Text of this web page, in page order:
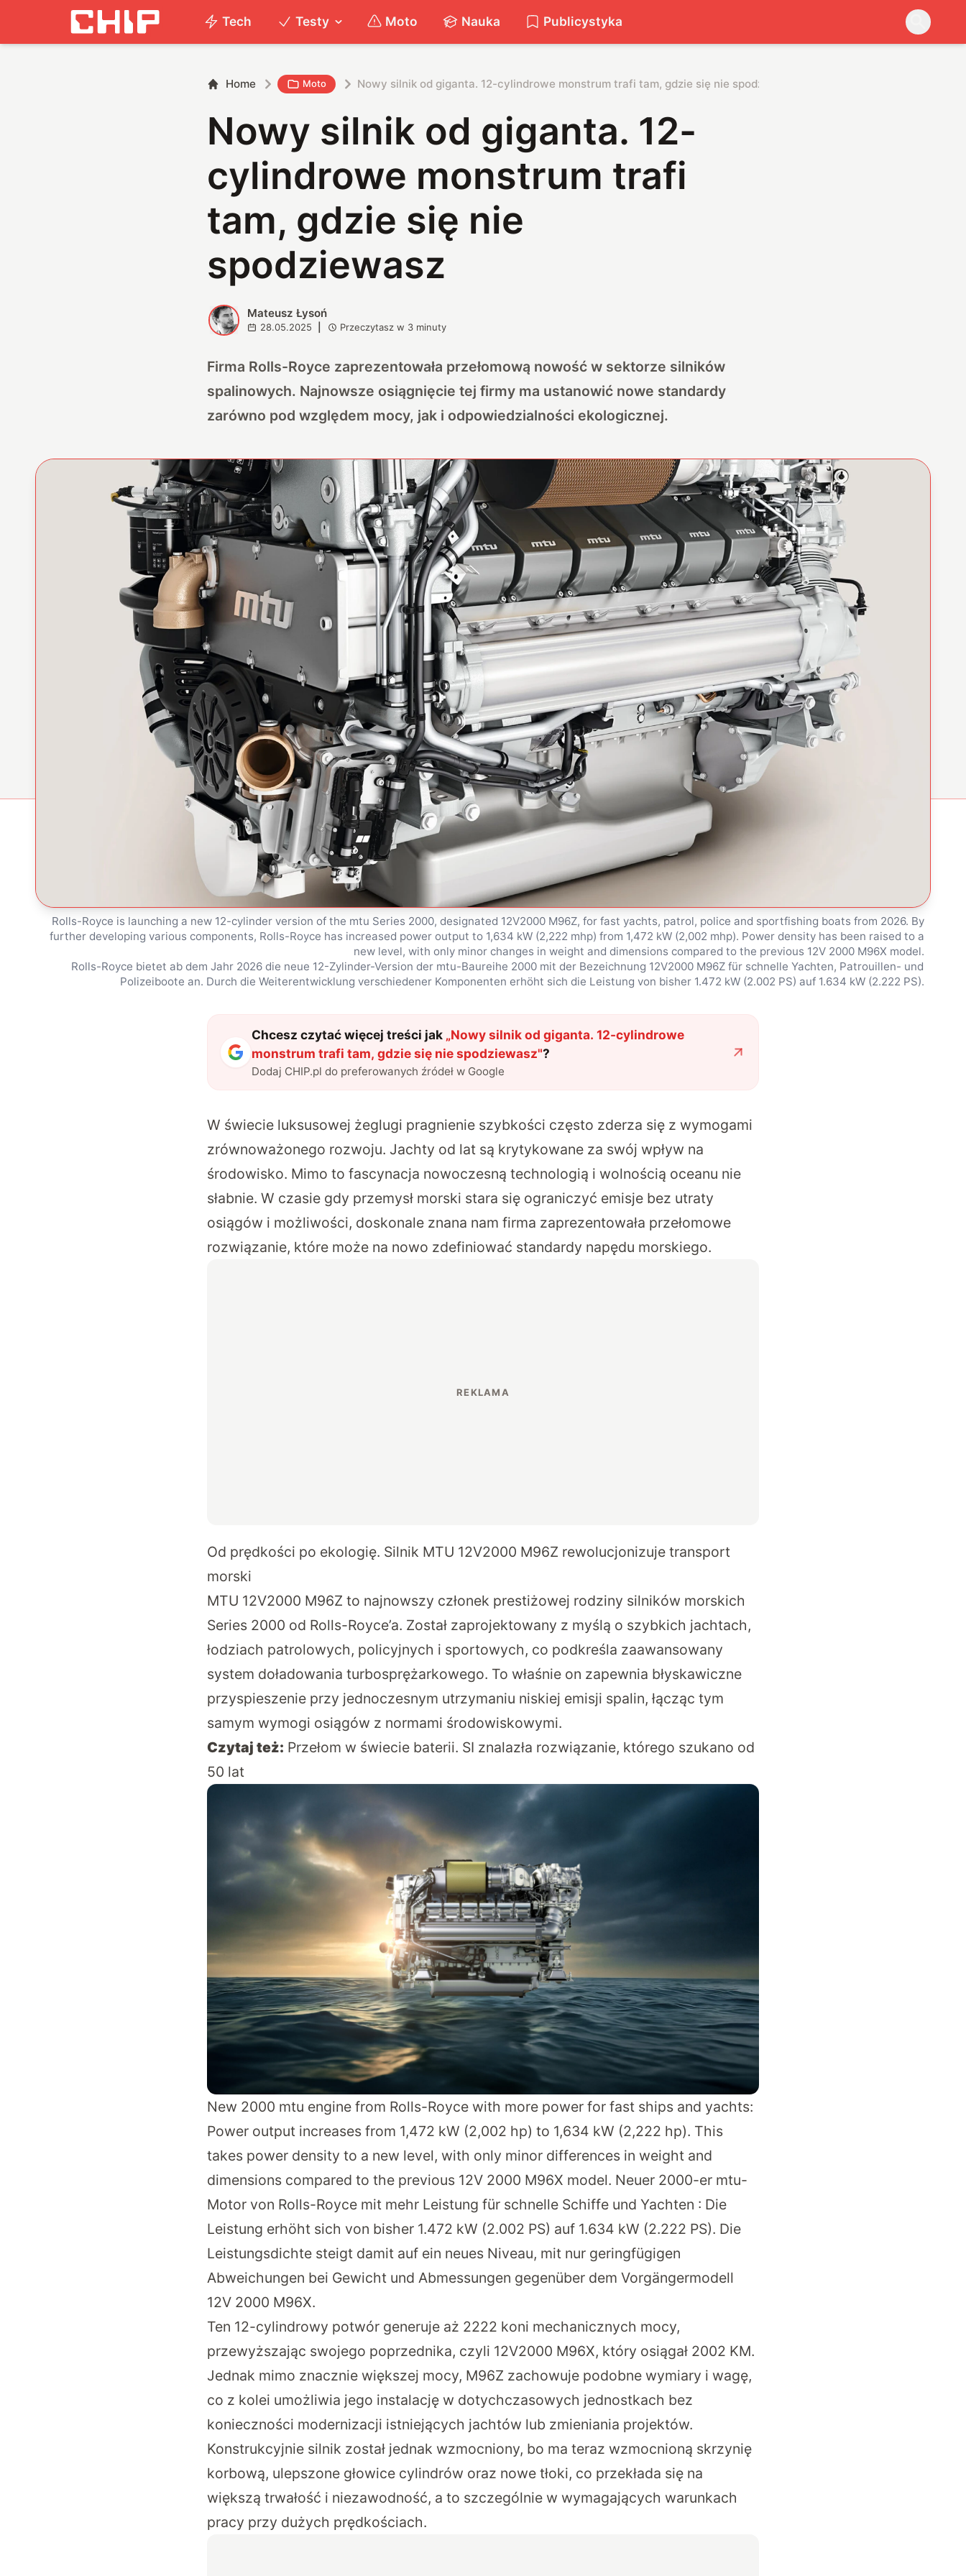
Tech Testy Moto Nauka Publicystyka
Home Moto Nowy silnik od giganta. 12-cylindrowe monstrum trafi tam, gdzie się nie spodziewasz
Nowy silnik od giganta. 12-
cylindrowe monstrum trafi
tam, gdzie się nie
spodziewasz
M Mateusz Łysoń
28.05.2025 Przeczytasz w 3 minuty
Firma Rolls-Royce zaprezentowała przełomową nowość w sektorze silników
spalinowych. Najnowsze osiągnięcie tej firmy ma ustanowić nowe standardy
zarówno pod względem mocy, jak i odpowiedzialności ekologicznej.
Rolls-Royce is launching a new 12-cylinder version of the mtu Series 2000, designated 12V2000 M96Z, for fast yachts, patrol, police and sportfishing boats from 2026. By
further developing various components, Rolls-Royce has increased power output to 1,634 kW (2,222 mhp) from 1,472 kW (2,002 mhp). Power density has been raised to a
new level, with only minor changes in weight and dimensions compared to the previous 12V 2000 M96X model.
Rolls-Royce bietet ab dem Jahr 2026 die neue 12-Zylinder-Version der mtu-Baureihe 2000 mit der Bezeichnung 12V2000 M96Z für schnelle Yachten, Patrouillen- und
Polizeiboote an. Durch die Weiterentwicklung verschiedener Komponenten erhöht sich die Leistung von bisher 1.472 kW (2.002 PS) auf 1.634 kW (2.222 PS).
Chcesz czytać więcej treści jak „Nowy silnik od giganta. 12-cylindrowe
monstrum trafi tam, gdzie się nie spodziewasz"?
Dodaj CHIP.pl do preferowanych źródeł w Google
W świecie luksusowej żeglugi pragnienie szybkości często zderza się z wymogami
zrównoważonego rozwoju. Jachty od lat są krytykowane za swój wpływ na
środowisko. Mimo to fascynacja nowoczesną technologią i wolnością oceanu nie
słabnie. W czasie gdy przemysł morski stara się ograniczyć emisje bez utraty
osiągów i możliwości, doskonale znana nam firma zaprezentowała przełomowe
rozwiązanie, które może na nowo zdefiniować standardy napędu morskiego.
Od prędkości po ekologię. Silnik MTU 12V2000 M96Z rewolucjonizuje transport
morski
MTU 12V2000 M96Z to najnowszy członek prestiżowej rodziny silników morskich
Series 2000 od Rolls-Royce’a. Został zaprojektowany z myślą o szybkich jachtach,
łodziach patrolowych, policyjnych i sportowych, co podkreśla zaawansowany
system doładowania turbosprężarkowego. To właśnie on zapewnia błyskawiczne
przyspieszenie przy jednoczesnym utrzymaniu niskiej emisji spalin, łącząc tym
samym wymogi osiągów z normami środowiskowymi.
Czytaj też: Przełom w świecie baterii. SI znalazła rozwiązanie, którego szukano od
50 lat
New 2000 mtu engine from Rolls-Royce with more power for fast ships and yachts:
Power output increases from 1,472 kW (2,002 hp) to 1,634 kW (2,222 hp). This
takes power density to a new level, with only minor differences in weight and
dimensions compared to the previous 12V 2000 M96X model. Neuer 2000-er mtu-
Motor von Rolls-Royce mit mehr Leistung für schnelle Schiffe und Yachten : Die
Leistung erhöht sich von bisher 1.472 kW (2.002 PS) auf 1.634 kW (2.222 PS). Die
Leistungsdichte steigt damit auf ein neues Niveau, mit nur geringfügigen
Abweichungen bei Gewicht und Abmessungen gegenüber dem Vorgängermodell
12V 2000 M96X.
Ten 12-cylindrowy potwór generuje aż 2222 koni mechanicznych mocy,
przewyższając swojego poprzednika, czyli 12V2000 M96X, który osiągał 2002 KM.
Jednak mimo znacznie większej mocy, M96Z zachowuje podobne wymiary i wagę,
co z kolei umożliwia jego instalację w dotychczasowych jednostkach bez
konieczności modernizacji istniejących jachtów lub zmieniania projektów.
Konstrukcyjnie silnik został jednak wzmocniony, bo ma teraz wzmocnioną skrzynię
korbową, ulepszone głowice cylindrów oraz nowe tłoki, co przekłada się na
większą trwałość i niezawodność, a to szczególnie w wymagających warunkach
pracy przy dużych prędkościach.